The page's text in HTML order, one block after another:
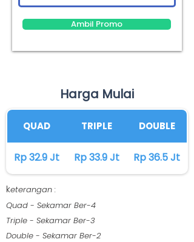
Ambil Promo
Harga Mulai
QUAD TRIPLE DOUBLE
Rp 32.9 Jt Rp 33.9 Jt Rp 36.5 Jt
keterangan :
Quad - Sekamar Ber-4
Triple - Sekamar Ber-3
Double - Sekamar Ber-2